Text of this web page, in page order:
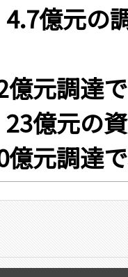
億元の
元調達
億元の
億元調達